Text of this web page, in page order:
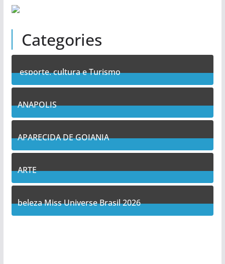
Categories
esporte, cultura e Turismo
7Posts
ANAPOLIS
10Posts
APARECIDA DE GOIANIA
12Posts
ARTE
5Posts
beleza Miss Universe Brasil 2026